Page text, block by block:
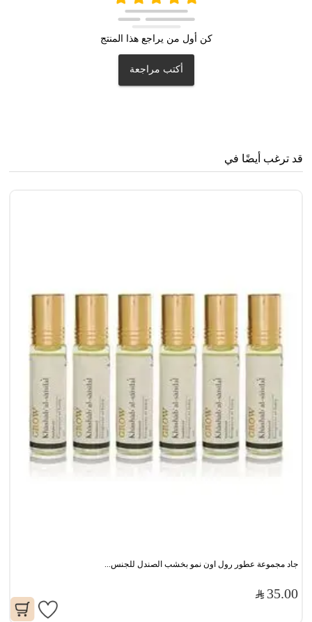
كن أول من يراجع هذا المنتج
أكتب مراجعة
قد ترغب أيضًا في
جاد مجموعة عطور رول اون نمو بخشب الصندل للجنس...
35.00